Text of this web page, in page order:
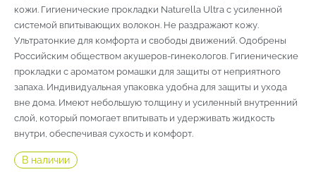
кожи. Гигиенические прокладки Naturella Ultra с усиленной
системой впитывающих волокон. Не раздражают кожу.
Ультратонкие для комфорта и свободы движений. Одобрены
Российским обществом акушеров-гинекологов. Гигиенические
прокладки с ароматом ромашки для защиты от неприятного
запаха. Индивидуальная упаковка удобна для защиты и ухода
вне дома. Имеют небольшую толщину и усиленный внутренний
слой, который помогает впитывать и удерживать жидкость
внутри, обеспечивая сухость и комфорт.
В наличии